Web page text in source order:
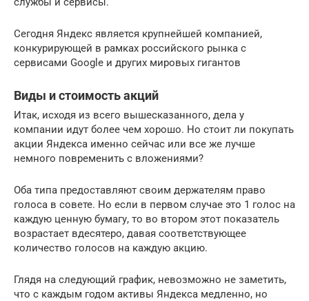
Сегодня Яндекс является крупнейшей компанией,
конкурирующей в рамках российского рынка с
сервисами Google и других мировых гигантов
Виды и стоимость акций
Итак, исходя из всего вышесказанного, дела у
компании идут более чем хорошо. Но стоит ли покупать
акции Яндекса именно сейчас или все же лучше
немного повременить с вложениями?
Оба типа предоставляют своим держателям право
голоса в совете. Но если в первом случае это 1 голос на
каждую ценную бумагу, то во втором этот показатель
возрастает вдесятеро, давая соответствующее
количество голосов на каждую акцию.
Глядя на следующий график, невозможно не заметить,
что с каждым годом активы Яндекса медленно, но